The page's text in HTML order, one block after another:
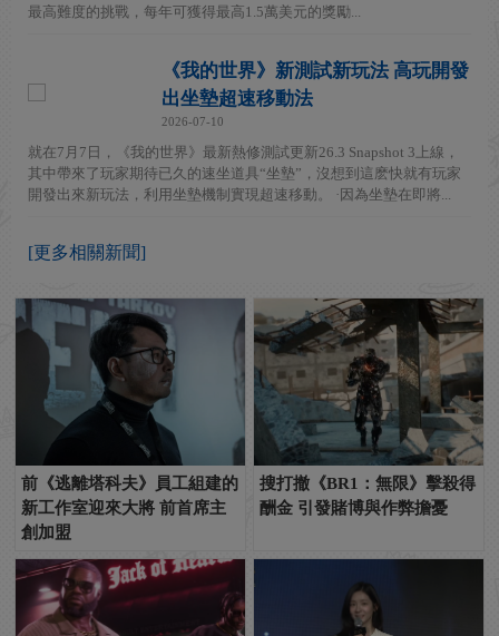
最高難度的挑戰，每年可獲得最高1.5萬美元的獎勵...
《我的世界》新測試新玩法 高玩開發
出坐墊超速移動法
2026-07-10
就在7月7日，《我的世界》最新熱修測試更新26.3 Snapshot 3上線，
其中帶來了玩家期待已久的速坐道具“坐墊”，沒想到這麽快就有玩家
開發出來新玩法，利用坐墊機制實現超速移動。 ·因為坐墊在即將...
[更多相關新聞]
前《逃離塔科夫》員工組建的
新工作室迎來大將 前首席主
創加盟
搜打撤《BR1：無限》擊殺得
酬金 引發賭博與作弊擔憂